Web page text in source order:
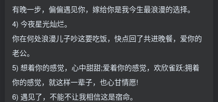
有晚一步，偏偏遇见你，嫁给你是我今生最浪漫的选择。
4) 今夜星光灿烂。
你在何处浪漫儿子吵这要吃饭，快点回了共进晚餐，爱你的
老公。
5) 想着你的感觉，心中甜甜;爱着你的感觉，欢欣雀跃;拥着
你的感觉，就这样一辈子，也心甘情愿!
6) 遇见了，不能不让我相信这是宿命。